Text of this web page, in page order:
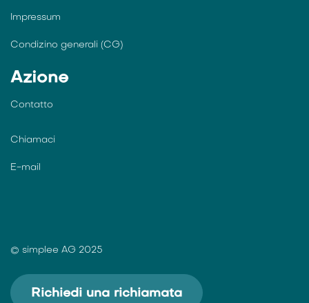
Impressum
Condizino generali (CG)
Azione
Contatto
Chiamaci
E-mail
© simplee AG 2025
Richiedi una richiamata